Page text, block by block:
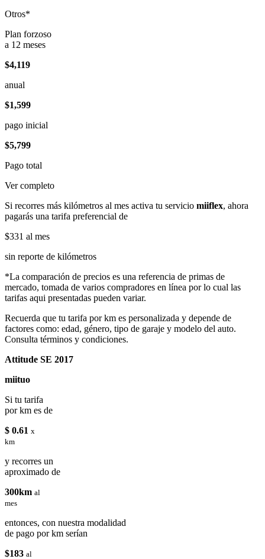
Otros*
Plan forzoso
a 12 meses
$4,119
anual
$1,599
pago inicial
$5,799
Pago total
Ver completo
Si recorres más kilómetros al mes activa tu servicio miiflex, ahora
pagarás una tarifa preferencial de
$331 al mes
sin reporte de kilómetros
*La comparación de precios es una referencia de primas de
mercado, tomada de varios compradores en línea por lo cual las
tarifas aqui presentadas pueden variar.
Recuerda que tu tarifa por km es personalizada y depende de
factores como: edad, género, tipo de garaje y modelo del auto.
Consulta términos y condiciones.
Attitude SE 2017
miituo
Si tu tarifa
por km es de
$ 0.61 x
km
y recorres un
aproximado de
300km al
mes
entonces, con nuestra modalidad
de pago por km serían
$183 al